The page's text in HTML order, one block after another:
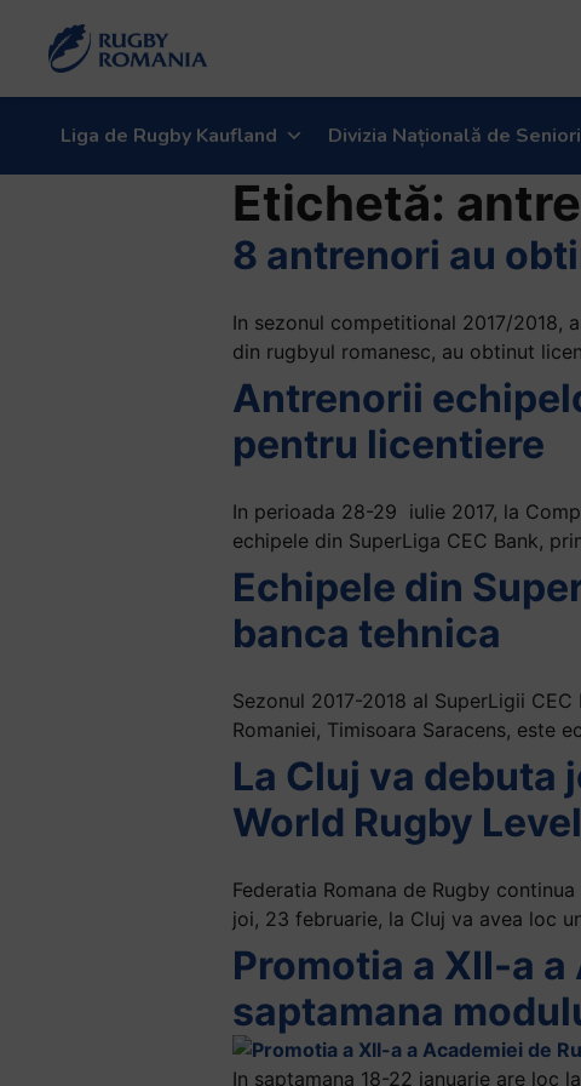
Liga de Rugby Kaufland Divizia Națională de Seniori
Etichetă:
8 antrenori au
In sezonul competitional 2017/2018,
din rugbyul romanesc, au obtinut
Antrenorii
pentru licentiere
In perioada 28-29 iulie 2017, la
echipele din SuperLiga CEC Bank,
Echipele din
banca tehnica
Sezonul 2017-2018 al SuperLigii
Romaniei, Timisoara Saracens, este
La Cluj va debuta
World Rugby
Federatia Romana de Rugby
joi, 23 februarie, la Cluj va avea loc
Promotia a XII-a
saptamana
In saptamana 18-22 ianuarie are loc